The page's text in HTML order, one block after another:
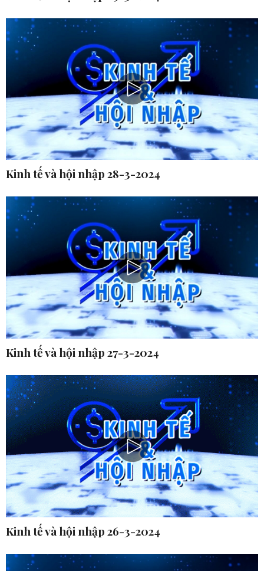
Kinh tế và hội nhập 28-3-2024
Kinh tế và hội nhập 27-3-2024
Kinh tế và hội nhập 26-3-2024